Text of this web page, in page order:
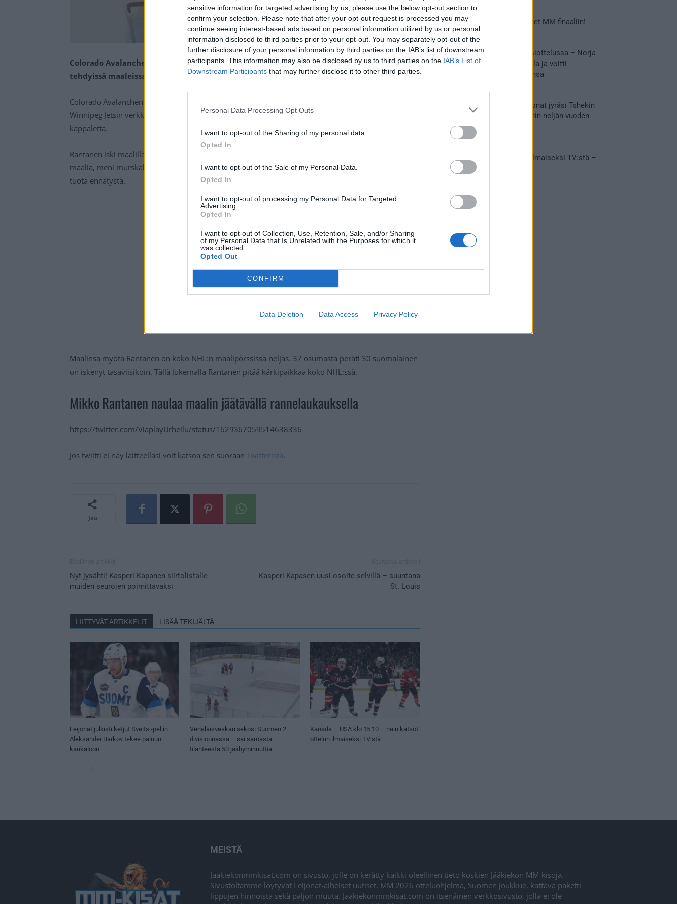
sensitive information for targeted advertising by us, please use the below opt-out section to
confirm your selection. Please note that after your opt-out request is processed you may
continue seeing interest-based ads based on personal information utilized by us or personal
information disclosed to third parties prior to your opt-out. You may separately opt-out of the
further disclosure of your personal information by third parties on the IAB’s list of downstream
participants. This information may also be disclosed by us to third parties on the IAB’s List of
Downstream Participants that may further disclose it to other third parties.
Personal Data Processing Opt Outs
I want to opt-out of the Sharing of my personal data.
Opted In
I want to opt-out of the Sale of my Personal Data.
Opted In
I want to opt-out of processing my Personal Data for Targeted
Advertising.
Opted In
I want to opt-out of Collection, Use, Retention, Sale, and/or Sharing
of my Personal Data that Is Unrelated with the Purposes for which it
was collected.
Opted Out
CONFIRM
Data Deletion Data Access Privacy Policy
Colorado Avalanchen Mikko Rantanen nousi koko NHL:n piikkipaikalle tasaviisikoin
tehdyissä maaleissa.
Colorado Avalanchen
Winnipeg Jetsin verkkoon syntyi kauden 37:s maali ja tehopisteitä Rantasella on kasassa nyt 68
kappaletta.
Rantanen iski maalillaa oman henkilökohtaisen maaliennätyksensä rikki. Viime kauden ennätys, 36
maalia, meni murskaksi jo 56 pelatun ottelun jälkeen, eli Rantanen ehtii parannella vielä roimasti
tuota ennätystä.
Maalinsa myötä Rantanen on koko NHL:n maalipörssissä neljäs. 37 osumasta peräti 30 suomalainen
on iskenyt tasaviisikoin. Tällä lukemalla Rantanen pitää kärkipaikkaa koko NHL:ssä.
Mikko Rantanen naulaa maalin jäätävällä rannelaukauksella
https://twitter.com/ViaplayUrheilu/status/1629367059514638336
Jos twiitti ei näy laitteellasi voit katsoa sen suoraan Twitteristä.
Jaa
Nyt jysähti! Kasperi Kapanen siirtolistalle
muiden seurojen poimittavaksi
Kasperi Kapasen uusi osoite selvillä – suuntana
St. Louis
LIITTYVÄT ARTIKKELIT LISÄÄ TEKIJÄLTÄ
Leijonat julkisti ketjut Sveitsi-peliin –
Aleksander Barkov tekee paluun
kaukaloon
Venäläisveskari sekosi Suomen 2.
divisioonassa – sai samasta
tilanteesta 50 jäähyminuuttia
Kanada – USA klo 15:10 – näin katsot
ottelun ilmaiseksi TV:stä
Tässä Leijonien kentälliset MM-finaaliin!
31.05.2026 18:37
Huikeaa draamaa pronssiottelussa – Norja
kaatoi Kanadan jatkoajalla ja voitti
ensimmäisen MM-mitalinsa
Vakuuttava esitys – Leijonat jyräsi Tshekin
nurin ja eteni mitalipeleihin neljän vuoden
tauon jälkeen
28.05.2026 19:11
Suomi – Tshekki näkyy ilmaiseksi TV:stä –
näin aukeaa live stream
MEISTÄ
Jaakiekonmmkisat.com on sivusto, jolle on kerätty kaikki oleellinen tieto koskien Jääkiekon MM-kisoja.
Sivustoltamme löytyvät Leijonat-aiheiset uutiset, MM 2026 otteluohjelma, Suomen joukkue, kattava paketti
lippujen hinnoista sekä paljon muuta. Jaakiekonmmkisat.com on itsenäinen verkkosivusto, jolla ei ole